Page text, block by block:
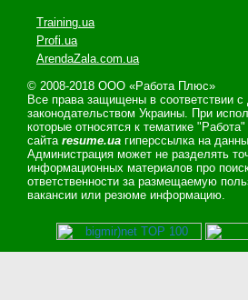
Training.ua
Profi.ua
ArendaZala.com.ua
© 2008-2018 ООО «Работа Плюс»
Все права защищены в соответствии
законодательством Украины. При
которые относятся к тематике
сайта resume.ua гиперссылка на
Администрация может не разделять
информационных материалов про
ответственности за размещаемую
вакансии или резюме информацию.